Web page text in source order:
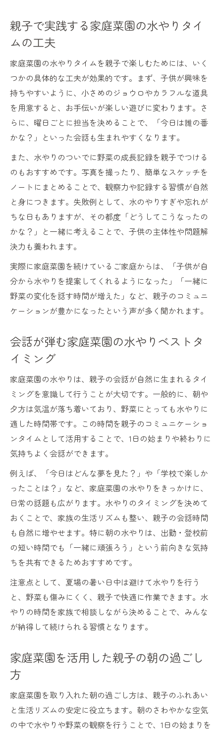
親子で実践する家庭菜園の水やりタイ
ムの工夫
家庭菜園の水やりタイムを親子で楽しむためには、いく
つかの具体的な工夫が効果的です。まず、子供が興味を
持ちやすいように、小さめのジョウロやカラフルな道具
を用意すると、お手伝いが楽しい遊びに変わります。さ
らに、曜日ごとに担当を決めることで、「今日は誰の番
かな？」といった会話も生まれやすくなります。
また、水やりのついでに野菜の成長記録を親子でつける
のもおすすめです。写真を撮ったり、簡単なスケッチを
ノートにまとめることで、観察力や記録する習慣が自然
と身につきます。失敗例として、水のやりすぎや忘れが
ちな日もありますが、その都度「どうしてこうなったの
かな？」と一緒に考えることで、子供の主体性や問題解
決力も養われます。
実際に家庭菜園を続けているご家庭からは、「子供が自
分から水やりを提案してくれるようになった」「一緒に
野菜の変化を話す時間が増えた」など、親子のコミュニ
ケーションが豊かになったという声が多く聞かれます。
会話が弾む家庭菜園の水やりベストタ
イミング
家庭菜園の水やりは、親子の会話が自然に生まれるタイ
ミングを意識して行うことが大切です。一般的に、朝や
夕方は気温が落ち着いており、野菜にとっても水やりに
適した時間帯です。この時間を親子のコミュニケーショ
ンタイムとして活用することで、1日の始まりや終わりに
気持ちよく会話ができます。
例えば、「今日はどんな夢を見た？」や「学校で楽しか
ったことは？」など、家庭菜園の水やりをきっかけに、
日常の話題も広がります。水やりのタイミングを決めて
おくことで、家族の生活リズムも整い、親子の会話時間
も自然に増やせます。特に朝の水やりは、出勤・登校前
の短い時間でも「一緒に頑張ろう」という前向きな気持
ちを共有できるためおすすめです。
注意点として、夏場の暑い日中は避けて水やりを行う
と、野菜も傷みにくく、親子で快適に作業できます。水
やりの時間を家族で相談しながら決めることで、みんな
が納得して続けられる習慣となります。
家庭菜園を活用した親子の朝の過ごし
方
家庭菜園を取り入れた朝の過ごし方は、親子のふれあい
と生活リズムの安定に役立ちます。朝のさわやかな空気
の中で水やりや野菜の観察を行うことで、1日の始まりを